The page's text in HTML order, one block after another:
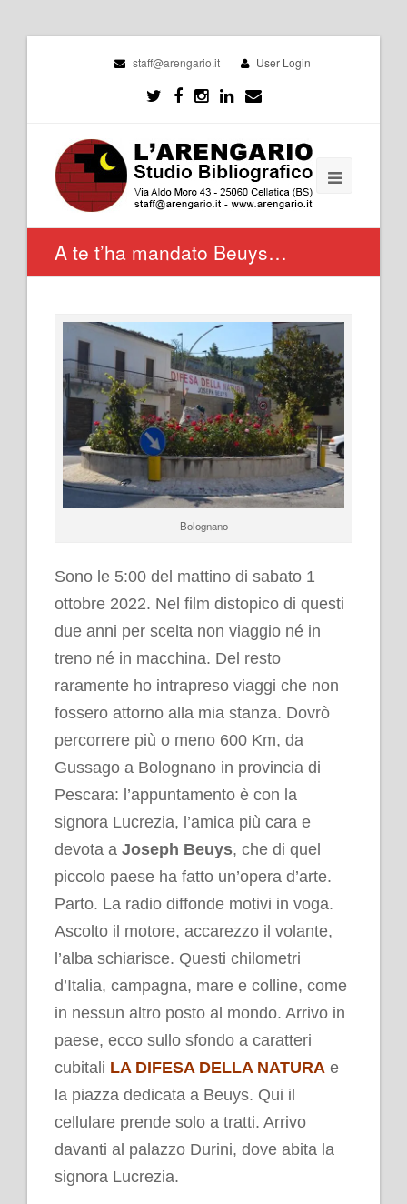
staff@arengario.it User Login
A te t’ha mandato Beuys…
Bolognano
Sono le 5:00 del mattino di sabato 1
ottobre 2022. Nel film distopico di questi
due anni per scelta non viaggio né in
treno né in macchina. Del resto
raramente ho intrapreso viaggi che non
fossero attorno alla mia stanza. Dovrò
percorrere più o meno 600 Km, da
Gussago a Bolognano in provincia di
Pescara: l’appuntamento è con la
signora Lucrezia, l’amica più cara e
devota a Joseph Beuys, che di quel
piccolo paese ha fatto un’opera d’arte.
Parto. La radio diffonde motivi in voga.
Ascolto il motore, accarezzo il volante,
l’alba schiarisce. Questi chilometri
d’Italia, campagna, mare e colline, come
in nessun altro posto al mondo. Arrivo in
paese, ecco sullo sfondo a caratteri
cubitali LA DIFESA DELLA NATURA e
la piazza dedicata a Beuys. Qui il
cellulare prende solo a tratti. Arrivo
davanti al palazzo Durini, dove abita la
signora Lucrezia.